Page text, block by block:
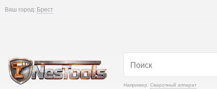
Ваш город: Брест
Например: Сварочный аппарат